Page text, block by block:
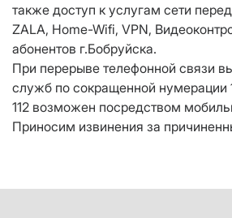
также доступ к услугам сети
ZALA, Home-Wifi, VPN,
абонентов г.Бобруйска.
При перерыве телефонной связи
служб по сокращенной нумерации
112 возможен посредством
Приносим извинения за